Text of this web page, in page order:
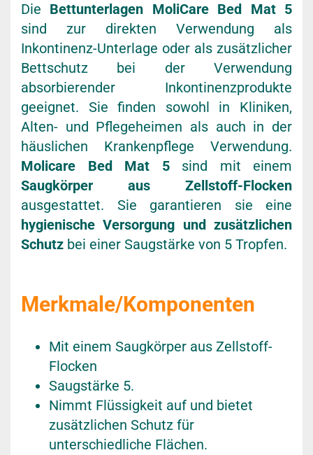
Die Bettunterlagen MoliCare Bed Mat 5
sind zur direkten Verwendung als
Inkontinenz-Unterlage oder als zusätzlicher
Bettschutz bei der Verwendung
absorbierender Inkontinenzprodukte
geeignet. Sie finden sowohl in Kliniken,
Alten- und Pflegeheimen als auch in der
häuslichen Krankenpflege Verwendung.
Molicare Bed Mat 5sind mit einem
Saugkörper aus Zellstoff-Flocken
ausgestattet. Sie garantieren sie eine
hygienische Versorgung und zusätzlichen
Schutz bei einer Saugstärke von 5 Tropfen.
Merkmale/Komponenten
Mit einem Saugkörper aus Zellstoff-
Flocken
Saugstärke 5.
Nimmt Flüssigkeit auf und bietet
zusätzlichen Schutz für
unterschiedliche Flächen.